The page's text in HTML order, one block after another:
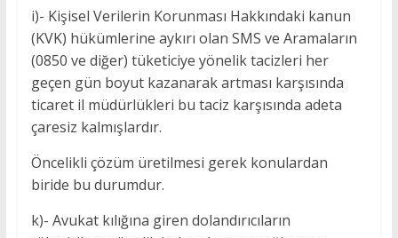
i)- Kişisel Verilerin Korunması Hakkındaki kanun
(KVK) hükümlerine aykırı olan SMS ve Aramaların
(0850 ve diğer) tüketiciye yönelik tacizleri her
geçen gün boyut kazanarak artması karşısında
ticaret il müdürlükleri bu taciz karşısında adeta
çaresiz kalmışlardır.
Öncelikli çözüm üretilmesi gerek konulardan
biride bu durumdur.
k)- Avukat kılığına giren dolandırıcıların